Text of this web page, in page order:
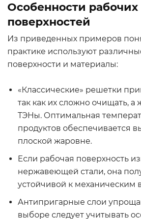
Особенности рабочих
поверхностей
Из приведенных примеров
практике используют
поверхности и материалы:
«Классические» решетки
так как их сложно очищать, а
ТЭНы. Оптимальная
продуктов обеспечивается
плоской жаровне.
Если рабочая поверхность
нержавеющей стали, она
устойчивой к механическим
Антипригарные слои
выборе следует учитывать